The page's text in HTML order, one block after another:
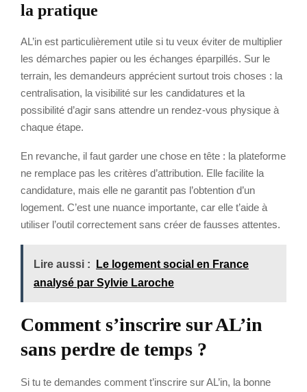
la pratique
AL’in est particulièrement utile si tu veux éviter de multiplier
les démarches papier ou les échanges éparpillés. Sur le
terrain, les demandeurs apprécient surtout trois choses : la
centralisation, la visibilité sur les candidatures et la
possibilité d’agir sans attendre un rendez-vous physique à
chaque étape.
En revanche, il faut garder une chose en tête : la plateforme
ne remplace pas les critères d’attribution. Elle facilite la
candidature, mais elle ne garantit pas l’obtention d’un
logement. C’est une nuance importante, car elle t’aide à
utiliser l’outil correctement sans créer de fausses attentes.
Lire aussi :
Le logement social en France
analysé par Sylvie Laroche
Comment s’inscrire sur AL’in
sans perdre de temps ?
Si tu te demandes comment t’inscrire sur AL’in, la bonne